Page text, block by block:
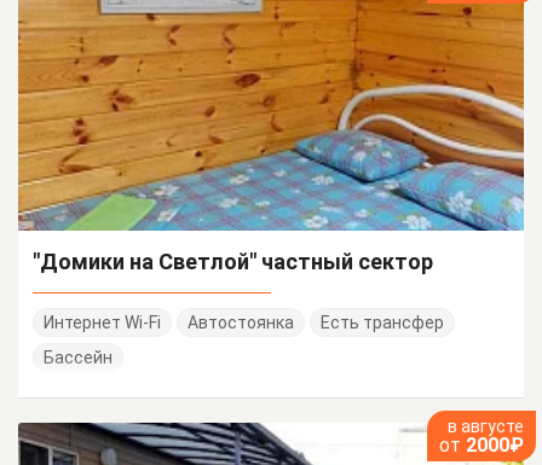
"Домики на Светлой" частный сектор
Интернет Wi-Fi Автостоянка
Есть трансфер
Бассейн
в августе
от 2000₽